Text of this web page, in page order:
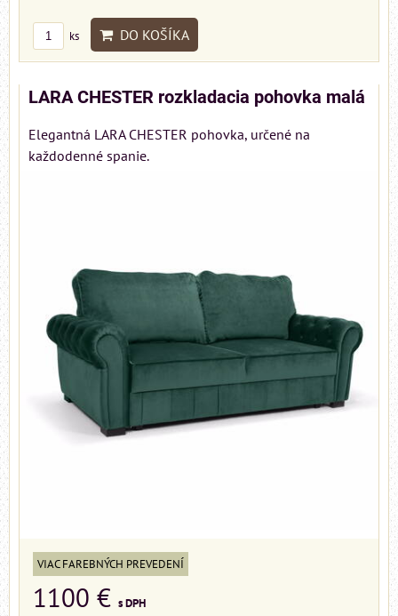
ks DO KOŠÍKA
LARA CHESTER rozkladacia pohovka malá
Elegantná LARA CHESTER pohovka, určené na
každodenné spanie.
VIAC FAREBNÝCH PREVEDENÍ
1100 € s DPH